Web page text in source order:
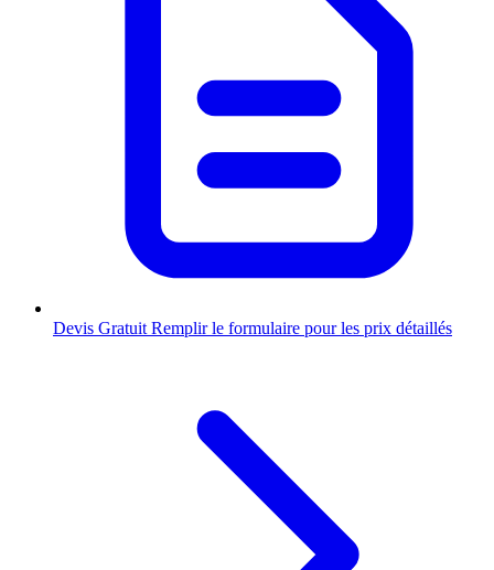
Devis Gratuit Remplir le formulaire pour les prix détaillés